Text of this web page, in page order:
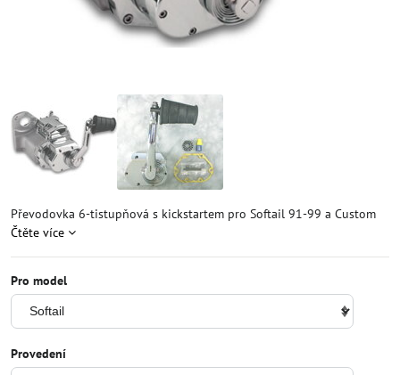
Převodovka 6-tistupňová s kickstartem pro Softail 91-99 a Custom
Čtěte více
Pro model
Provedení